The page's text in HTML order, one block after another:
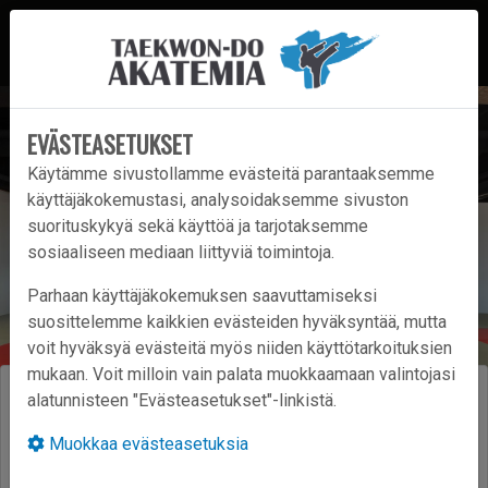
Taekwon-Do Akatemiaan kolme uutta
mustan vyön arvoa dan-kokeesta
EVÄSTEASETUKSET
Käytämme sivustollamme evästeitä parantaaksemme
käyttäjäkokemustasi, analysoidaksemme sivuston
suorituskykyä sekä käyttöä ja tarjotaksemme
sosiaaliseen mediaan liittyviä toimintoja.
Parhaan käyttäjäkokemuksen saavuttamiseksi
suosittelemme kaikkien evästeiden hyväksyntää, mutta
voit hyväksyä evästeitä myös niiden käyttötarkoituksien
mukaan. Voit milloin vain palata muokkaamaan valintojasi
alatunnisteen "Evästeasetukset"-linkistä.
Muokkaa evästeasetuksia